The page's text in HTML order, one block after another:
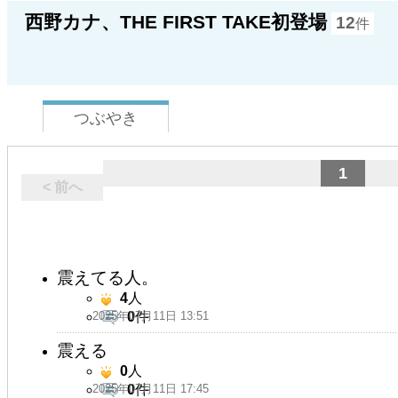
西野カナ、THE FIRST TAKE初登場 12件
つぶやき
< 前へ
1
震えてる人。
2025年07月11日 13:51
4人
0件
震える
2025年07月11日 17:45
0人
0件